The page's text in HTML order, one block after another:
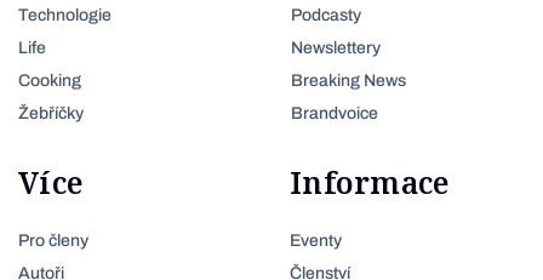
Technologie
Life
Cooking
Žebříčky
Podcasty
Newslettery
Breaking News
Brandvoice
Více
Pro členy
Autoři
Informace
Eventy
Členství